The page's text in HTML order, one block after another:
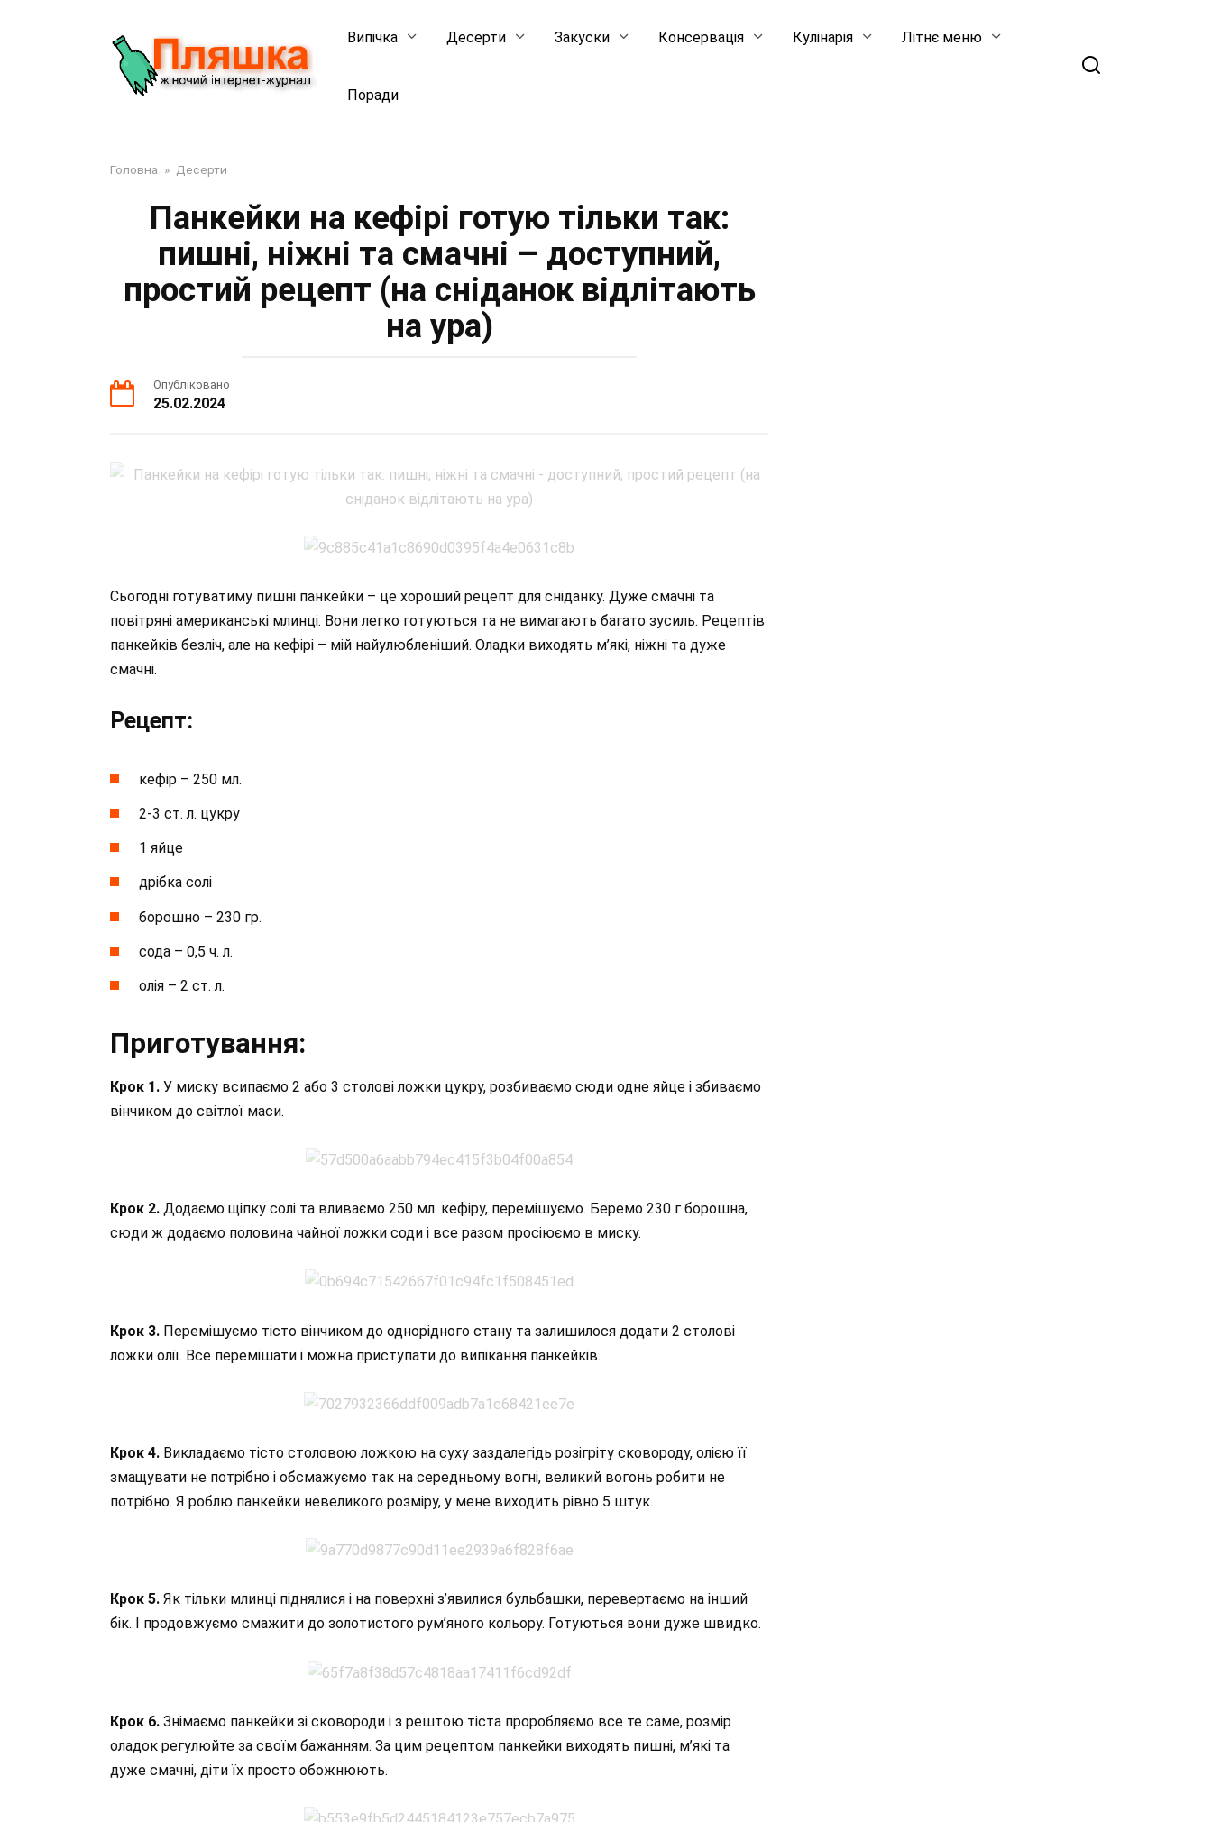
Випічка Десерти Закуски Консервація Кулінарія Літнє меню
Поради
Головна » Десерти
Панкейки на кефірі готую тільки так:
пишні, ніжні та смачні – доступний,
простий рецепт (на сніданок відлітають
на ура)
Опубліковано
25.02.2024
Сьогодні готуватиму пишні панкейки – це хороший рецепт для сніданку. Дуже смачні та
повітряні американські млинці. Вони легко готуються та не вимагають багато зусиль. Рецептів
панкейків безліч, але на кефірі – мій найулюбленіший. Оладки виходять м’які, ніжні та дуже
смачні.
Рецепт:
кефір – 250 мл.
2-3 ст. л. цукру
1 яйце
дрібка солі
борошно – 230 гр.
сода – 0,5 ч. л.
олія – 2 ст. л.
Приготування:
Крок 1. У миску всипаємо 2 або 3 столові ложки цукру, розбиваємо сюди одне яйце і збиваємо
вінчиком до світлої маси.
Крок 2. Додаємо щіпку солі та вливаємо 250 мл. кефіру, перемішуємо. Беремо 230 г борошна,
сюди ж додаємо половина чайної ложки соди і все разом просіюємо в миску.
Крок 3. Перемішуємо тісто вінчиком до однорідного стану та залишилося додати 2 столові
ложки олії. Все перемішати і можна приступати до випікання панкейків.
Крок 4. Викладаємо тісто столовою ложкою на суху заздалегідь розігріту сковороду, олією її
змащувати не потрібно і обсмажуємо так на середньому вогні, великий вогонь робити не
потрібно. Я роблю панкейки невеликого розміру, у мене виходить рівно 5 штук.
Крок 5. Як тільки млинці піднялися і на поверхні з’явилися бульбашки, перевертаємо на інший
бік. І продовжуємо смажити до золотистого рум’яного кольору. Готуються вони дуже швидко.
Крок 6. Знімаємо панкейки зі сковороди і з рештою тіста проробляємо все те саме, розмір
оладок регулюйте за своїм бажанням. За цим рецептом панкейки виходять пишні, м’які та
дуже смачні, діти їх просто обожнюють.